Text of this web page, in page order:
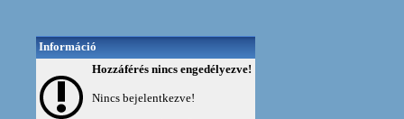
Információ
Hozzáférés nincs engedélyezve!
Nincs bejelentkezve!